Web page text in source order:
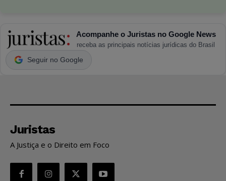
Acompanhe o Juristas no Google News
receba as principais notícias jurídicas do Brasil
Seguir no Google
Juristas
A Justiça e o Direito em Foco